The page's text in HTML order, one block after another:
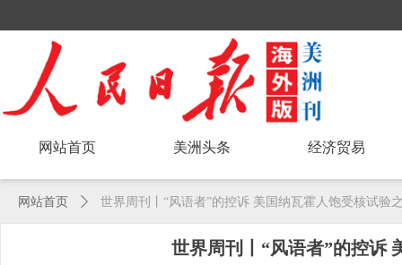
网站首页 美洲头条 经济贸易
网站首页 ꄲ 世界周刊丨“风语者”的控诉 美国纳瓦霍人饱受核试验
世界周刊丨“风语者”的控诉